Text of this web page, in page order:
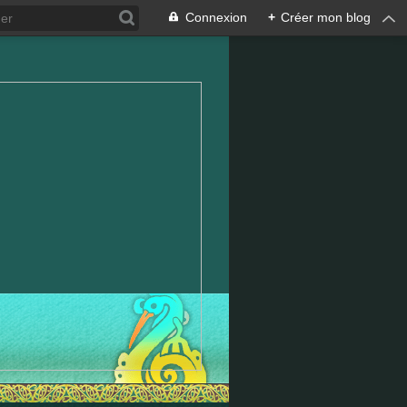
Connexion + Créer mon blog